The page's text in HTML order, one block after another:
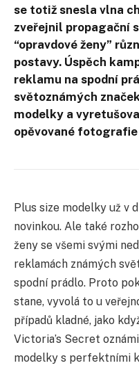
se totiž snesla vlna
zveřejnil propagační
“opravdové ženy”
postavy. Úspěch
reklamu na spodní
světoznámých
modelky a
opěvované
Plus size modelky už v
novinkou. Ale také
ženy se všemi svými
reklamách známých
spodní prádlo. Proto
stane, vyvolá to u
případů kladné, jako
Victoria’s Secret
modelky s perfektními